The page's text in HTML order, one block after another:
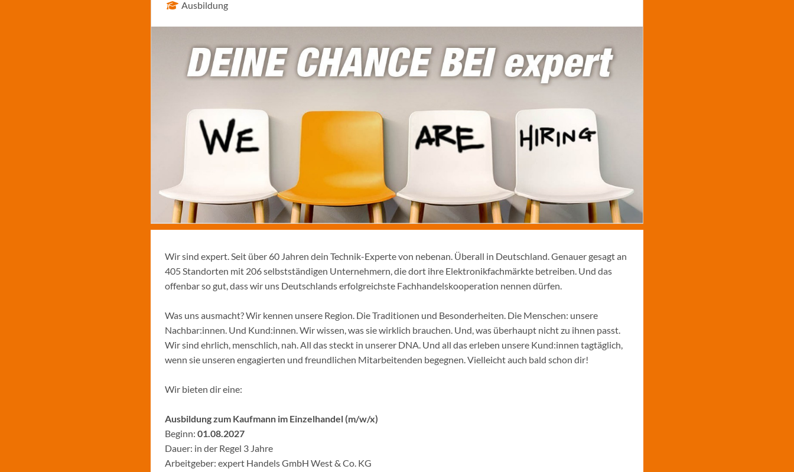
Ausbildung
Wir sind expert. Seit über 60 Jahren dein Technik-Experte von nebenan. Überall in Deutschland. Genauer gesagt an
405 Standorten mit 206 selbstständigen Unternehmern, die dort ihre Elektronikfachmärkte betreiben. Und das
offenbar so gut, dass wir uns Deutschlands erfolgreichste Fachhandelskooperation nennen dürfen.
Was uns ausmacht? Wir kennen unsere Region. Die Traditionen und Besonderheiten. Die Menschen: unsere
Nachbar:innen. Und Kund:innen. Wir wissen, was sie wirklich brauchen. Und, was überhaupt nicht zu ihnen passt.
Wir sind ehrlich, menschlich, nah. All das steckt in unserer DNA. Und all das erleben unsere Kund:innen tagtäglich,
wenn sie unseren engagierten und freundlichen Mitarbeitenden begegnen. Vielleicht auch bald schon dir!
Wir bieten dir eine:
Ausbildung zum Kaufmann im Einzelhandel (m/w/x)
Beginn: 01.08.2027
Dauer: in der Regel 3 Jahre
Arbeitgeber: expert Handels GmbH West & Co. KG